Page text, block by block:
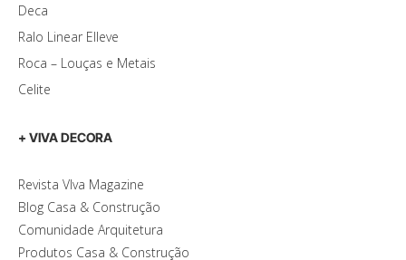
Deca
Ralo Linear Elleve
Roca – Louças e Metais
Celite
+ VIVA DECORA
Revista VIva Magazine
Blog Casa & Construção
Comunidade Arquitetura
Produtos Casa & Construção